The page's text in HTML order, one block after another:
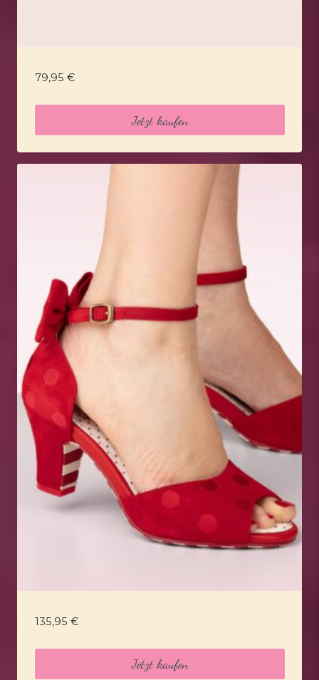
79,95 €
Jetzt kaufen
135,95 €
Jetzt kaufen